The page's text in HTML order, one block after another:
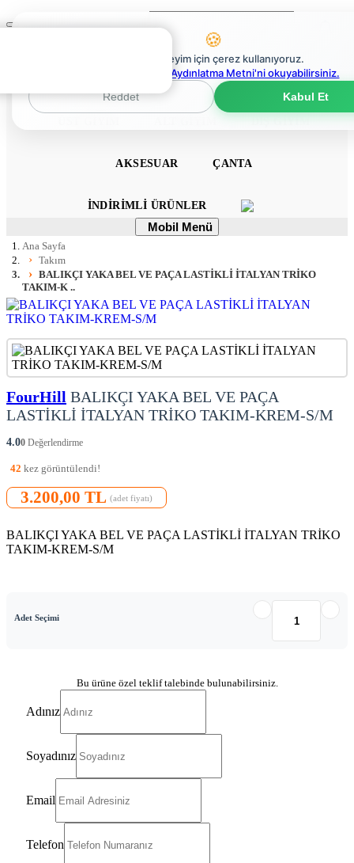
Mobil
0
0
TULUM TAKIM
AKSESUAR ÇANTA
İNDIRIMLI ÜRÜNLER
Mobil
Menü
Mobil Menü
Ana Sayfa
Takım
BALIKÇI YAKA BEL VE PAÇA LASTİKLİ İTALYAN TRİKO
TAKIM-K ..
FourHill BALIKÇI YAKA BEL VE PAÇA
LASTİKLİ İTALYAN TRİKO TAKIM-KREM-S/M
4.00 Değerlendirme
42 kez görüntülendi!
3.200,00 TL (adet fiyatı)
BALIKÇI YAKA BEL VE PAÇA LASTİKLİ İTALYAN TRİKO
TAKIM-KREM-S/M
Adet Seçimi
Bu ürüne özel teklif talebinde bulunabilirsiniz.
Adınız
Soyadınız
Email
Telefon
🍪
En iyi deneyim için çerez kullanıyoruz.
Çerez Politikaları Aydınlatma Metni'ni okuyabilirsiniz.
Reddet
Kabul Et